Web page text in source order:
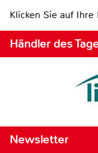
Klicken Sie auf
Händler des
Newsletter